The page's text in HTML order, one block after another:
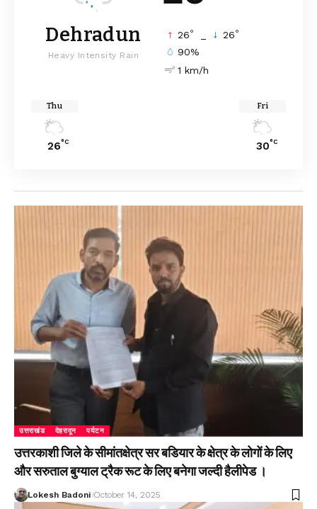
Dehradun
Heavy Intensity Rain
26° 26°
90%
1 km/h
Thu
26°C
Fri
30°C
उत्तराखंड देहरादून पर्यटन
उत्तरकाशी जिले के सीमांतक्षेत्र सर बडियार के क्षेत्र के लोगों के लिए
और सरुताल बुग्याल ट्रैक रूट के लिए बनेगा जल्दी हैलीपेड ।
Lokesh Badoni October 14, 2025